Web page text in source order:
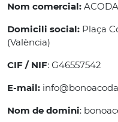
Nom comercial: ACODA
Domicili social: Plaça
(València)
CIF / NIF: G46557542
E-mail:
Nom de domini: